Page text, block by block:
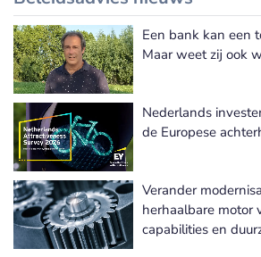
Meer
Een bank kan een
Maar weet zij ook
Nederlands
de Europese
Verander
herhaalbare motor
capabilities en